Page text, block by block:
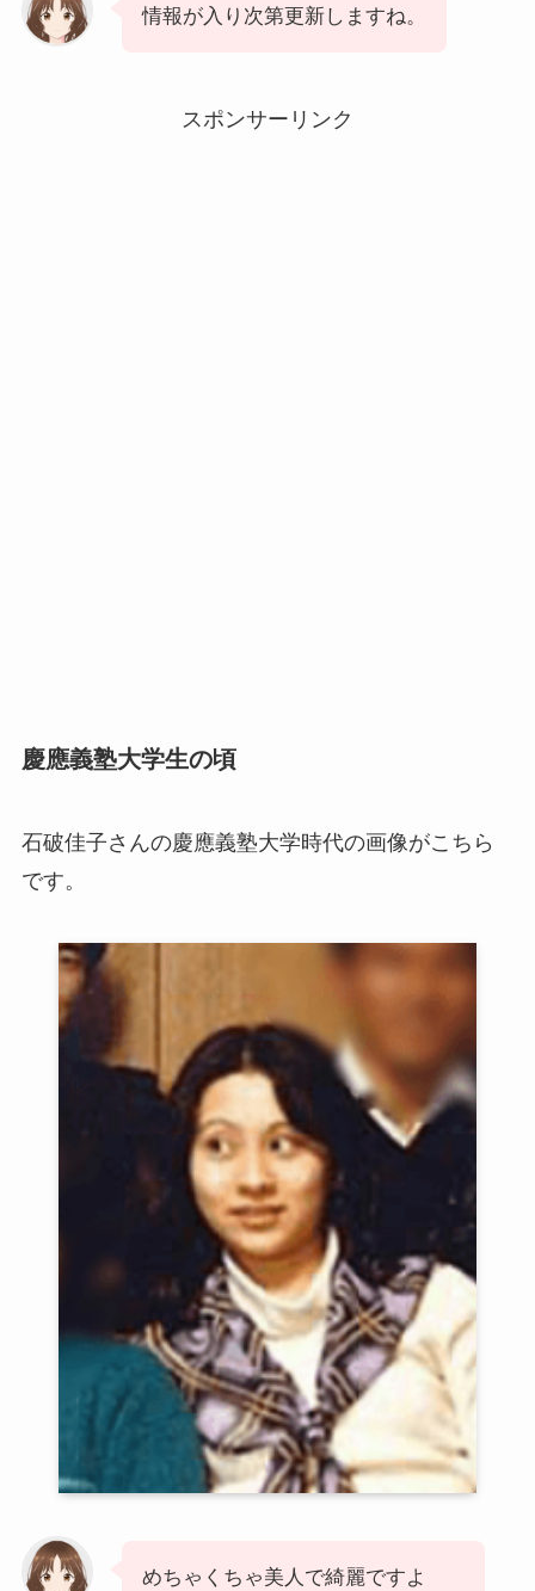
情報が入り次第更新しますね。
スポンサーリンク
慶應義塾大学生の頃
石破佳子さんの慶應義塾大学時代の画像がこちら
です。
めちゃくちゃ美人で綺麗ですよ